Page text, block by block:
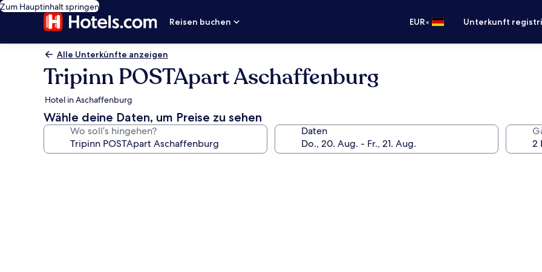
Zum Hauptinhalt springen
Reisen buchen
EUR• Unterkunft
Alle Unterkünfte anzeigen
Tripinn POSTApart Aschaffenburg
Hotel in Aschaffenburg
Wähle deine Daten, um Preise zu sehen
Wo soll’s hingehen? Daten